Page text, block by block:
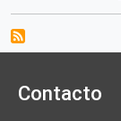
Contacto